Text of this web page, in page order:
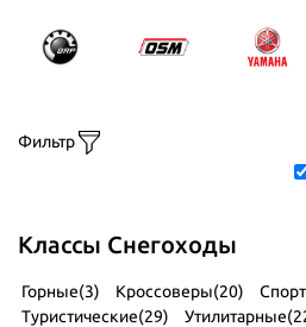
Фильтр
Классы Снегоходы
Горные(3) Кроссоверы(20)
Туристические(29)